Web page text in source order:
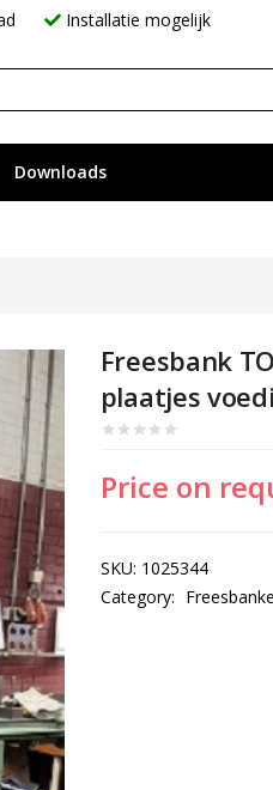
Installatie mogelijk
Downloads
Freesbank
plaatjes
Price on
SKU: 1025344
Category: